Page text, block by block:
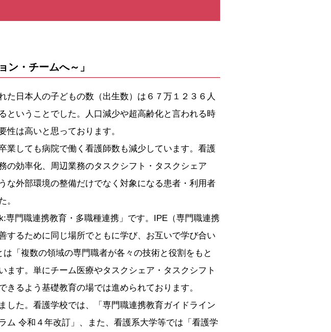
ン・チームへ～」
日本人の子どもの数（出生数）は６７万１２３６人
ということでした。人口減少や超高齢化と言われる時
は高いと思っております。
しても病院で働く看護師数も減少しています。看護
の効率化、周辺業務のタスクシフト・タスクシェア
な外部環境の整備だけでなく対象になる患者・利用者
。
門職連携教育・多職種連携」です。IPE（専門職連携
するために同じ場所でともに学び、お互いで学び合い
「複数の領域の専門職者が各々の技術と役割をもと
す。単にチーム医療やタスクシェア・タスクシフト
るよう基礎教育の場では進められております。
た。看護学校では、「専門職連携教育ガイドライン
ム 令和４年改訂」、また、看護系大学等では「看護学